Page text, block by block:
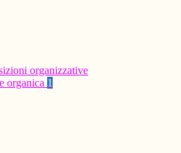
organizzative
organica 1